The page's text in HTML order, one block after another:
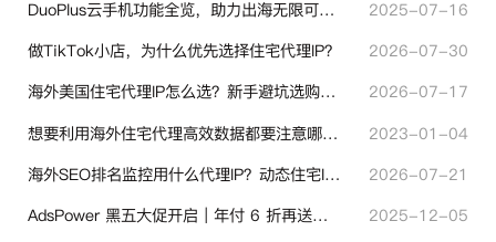
DuoPlus云手机功能全览，助力出海无限可能！
2025-07-16
做TikTok小店，为什么优先选择住宅代理IP？
2026-07-30
海外美国住宅代理IP怎么选？新手避坑选购指南
2026-07-17
想要利用海外住宅代理高效数据都要注意哪些地方？
2023-01-04
海外SEO排名监控用什么代理IP？动态住宅IP与静态住宅IP怎么选
2026-07-21
AdsPower 黑五大促开启｜年付 6 折再送半年＋豪礼抽奖
2025-12-05